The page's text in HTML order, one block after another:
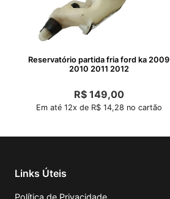
Reservatório partida fria ford ka 2009
2010 2011 2012
R$149,00
Em até 12x de R$ 14,28 no cartão
Links Úteis
Política de Privacidade